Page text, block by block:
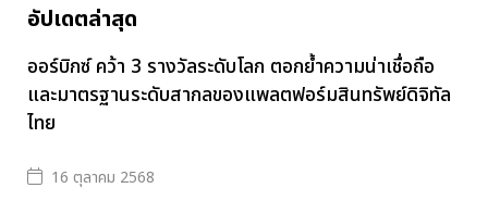
อัปเดตล่าสุด
ออร์บิกซ์ คว้า 3 รางวัลระดับโลก ตอกย้ำความน่าเชื่อถือ
และมาตรฐานระดับสากลของแพลตฟอร์มสินทรัพย์ดิจิทัล
ไทย
16 ตุลาคม 2568